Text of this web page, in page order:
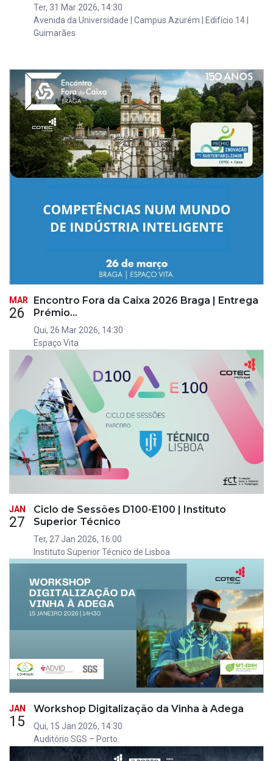
Ter, 31 Mar 2026, 14:30
Avenida da Universidade | Campus Azurém | Edifício 14 |
Guimarães
MAR
26
Encontro Fora da Caixa 2026 Braga | Entrega
Prémio…
Qui, 26 Mar 2026, 14:30
Espaço Vita
JAN
27
Ciclo de Sessões D100-E100 | Instituto
Superior Técnico
Ter, 27 Jan 2026, 16:00
Instituto Superior Técnico de Lisboa
JAN
15
Workshop Digitalização da Vinha à Adega
Qui, 15 Jan 2026, 14:30
Auditório SGS – Porto